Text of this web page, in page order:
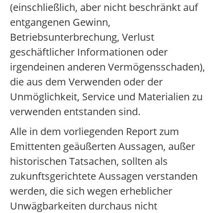
(einschließlich, aber nicht beschränkt auf
entgangenen Gewinn,
Betriebsunterbrechung, Verlust
geschäftlicher Informationen oder
irgendeinen anderen Vermögensschaden),
die aus dem Verwenden oder der
Unmöglichkeit, Service und Materialien zu
verwenden entstanden sind.
Alle in dem vorliegenden Report zum
Emittenten geäußerten Aussagen, außer
historischen Tatsachen, sollten als
zukunftsgerichtete Aussagen verstanden
werden, die sich wegen erheblicher
Unwägbarkeiten durchaus nicht